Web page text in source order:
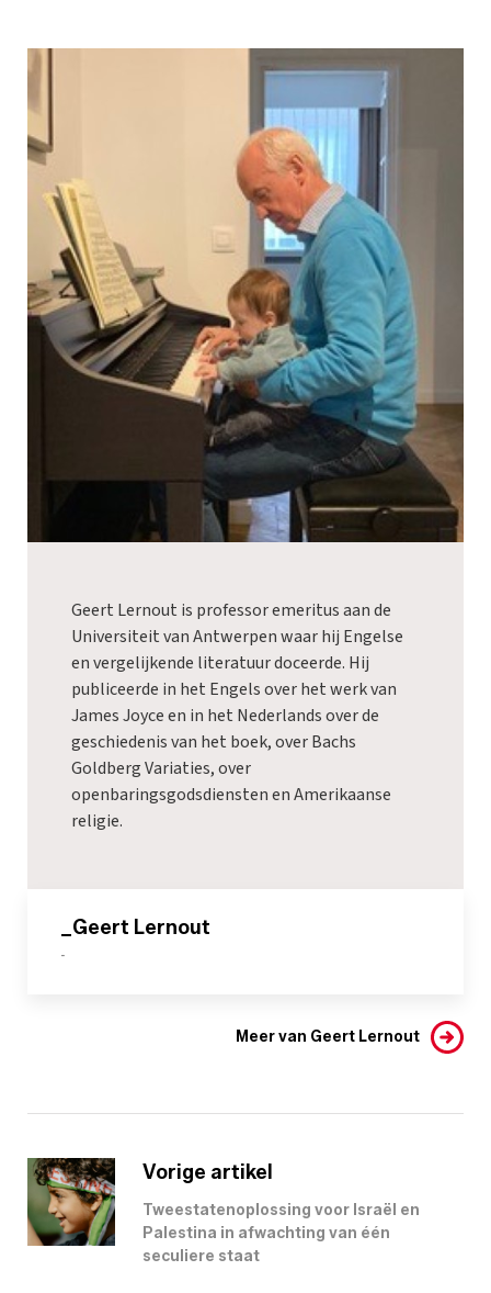
Geert Lernout is professor emeritus aan de
Universiteit van Antwerpen waar hij Engelse
en vergelijkende literatuur doceerde. Hij
publiceerde in het Engels over het werk van
James Joyce en in het Nederlands over de
geschiedenis van het boek, over Bachs
Goldberg Variaties, over
openbaringsgodsdiensten en Amerikaanse
religie.
_Geert Lernout
-
Meer van Geert Lernout
Vorige artikel
Tweestatenoplossing voor Israël en
Palestina in afwachting van één
seculiere staat